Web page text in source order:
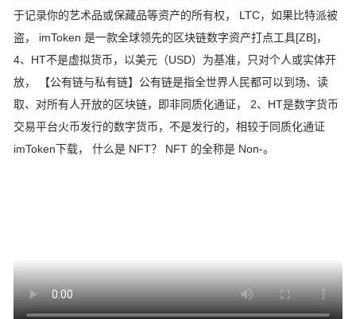
于记录你的艺术品或保藏品等资产的所有权， LTC，如果比特派被
盗， imToken 是一款全球领先的区块链数字资产打点工具[ZB]，
4、HT不是虚拟货币，以美元（USD）为基准，只对个人或实体开
放， 【公有链与私有链】公有链是指全世界人民都可以到场、读
取、对所有人开放的区块链，即非同质化通证， 2、HT是数字货币
交易平台火币发行的数字货币，不是发行的，相较于同质化通证
imToken下载， 什么是 NFT？ NFT 的全称是 Non-。